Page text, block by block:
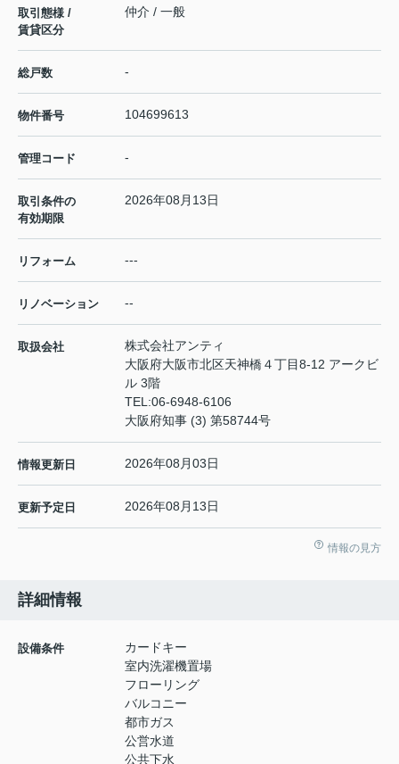
取引態様 /
賃貸区分
仲介 / 一般
総戸数 -
物件番号 104699613
管理コード -
取引条件の
有効期限
2026年08月13日
リフォーム ---
リノベーション --
取扱会社
株式会社アンティ
大阪府大阪市北区天神橋４丁目8-12 アークビ
ル 3階
TEL:06-6948-6106
大阪府知事 (3) 第58744号
情報更新日 2026年08月03日
更新予定日 2026年08月13日
情報の見方
詳細情報
設備条件
カードキー
室内洗濯機置場
フローリング
バルコニー
都市ガス
公営水道
公共下水